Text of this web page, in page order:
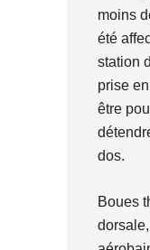
moins
été
station
prise
être
dos.
Boues